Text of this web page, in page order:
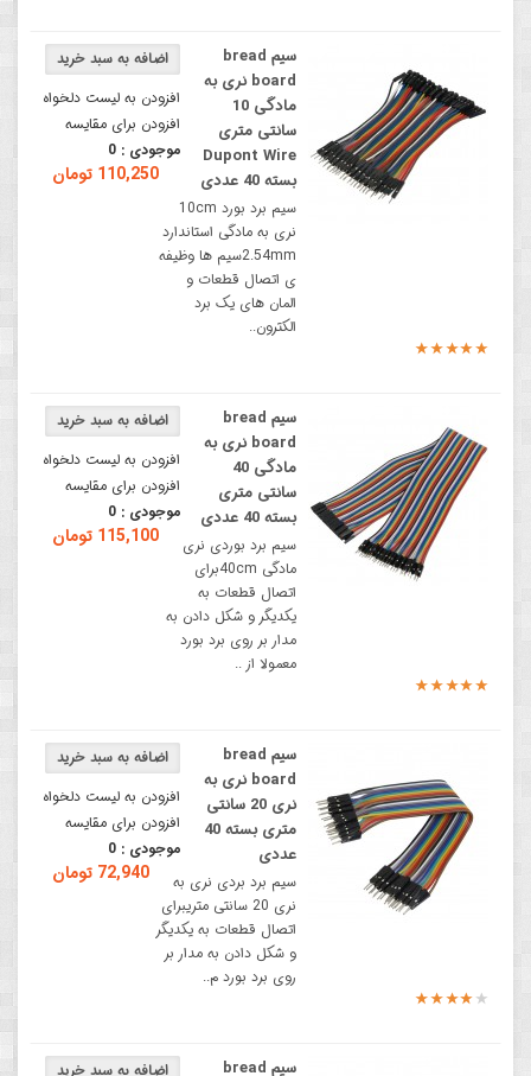
افزودن به لیست دلخواه
افزودن برای مقایسه
موجودی : 0
110,250 تومان
سیم bread
board نری به
مادگی 10
سانتی متری
Dupont Wire
بسته 40 عددی
سیم برد بورد 10cm
نری به مادگی استاندارد
2.54mmسیم ها وظیفه
ی اتصال قطعات و
المان های یک برد
الکترون..
افزودن به لیست دلخواه
افزودن برای مقایسه
موجودی : 0
115,100 تومان
سیم bread
board نری به
مادگی 40
سانتی متری
بسته 40 عددی
سیم برد بوردی نری
مادگی 40cmبرای
اتصال قطعات به
یکدیگر و شکل دادن به
مدار بر روی برد بورد
معمولا از ..
افزودن به لیست دلخواه
افزودن برای مقایسه
موجودی : 0
72,940 تومان
سیم bread
board نری به
نری 20 سانتی
متری بسته 40
عددی
سیم برد بردی نری به
نری 20 سانتی متریبرای
اتصال قطعات به یکدیگر
و شکل دادن به مدار بر
روی برد بورد م..
سیم bread